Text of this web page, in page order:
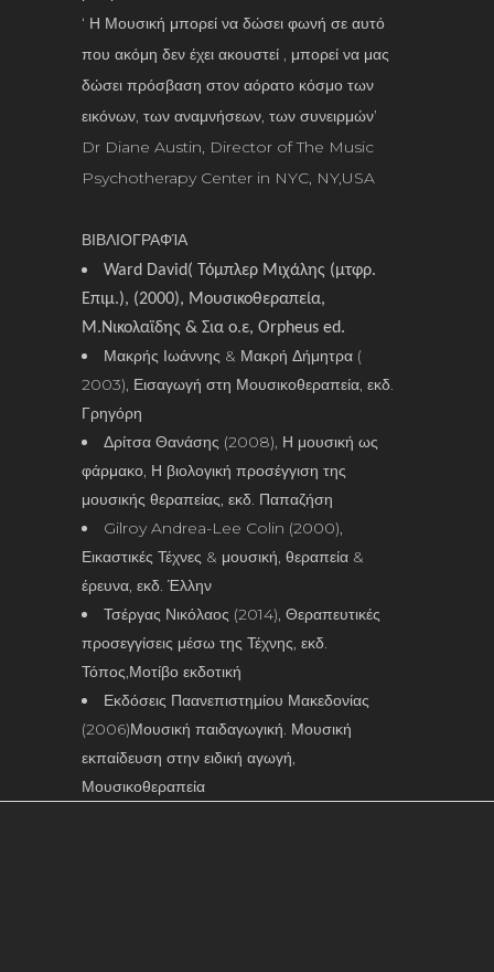
‘ Η Μουσική μπορεί να δώσει φωνή σε αυτό
που ακόμη δεν έχει ακουστεί , μπορεί να μας
δώσει πρόσβαση στον αόρατο κόσμο των
εικόνων, των αναμνήσεων, των συνειρμών’
Dr Diane Austin, Director of The Music
Psychotherapy Center in NYC, NY,USA
ΒΙΒΛΙΟΓΡΑΦΊΑ
Ward David( Τόμπλερ Μιχάλης (μτφρ.
Επιμ.), (2000), Μουσικοθεραπεία,
Μ.Νικολαϊδης & Σια ο.ε, Orpheus ed.
Μακρής Ιωάννης & Μακρή Δήμητρα (
2003), Εισαγωγή στη Μουσικοθεραπεία, εκδ.
Γρηγόρη
Δρίτσα Θανάσης (2008), Η μουσική ως
φάρμακο, Η βιολογική προσέγγιση της
μουσικής θεραπείας, εκδ. Παπαζήση
Gilroy Andrea-Lee Colin (2000),
Εικαστικές Τέχνες & μουσική, θεραπεία &
έρευνα, εκδ. Έλλην
Τσέργας Νικόλαος (2014), Θεραπευτικές
προσεγγίσεις μέσω της Τέχνης, εκδ.
Τόπος,Μοτίβο εκδοτική
Εκδόσεις Παανεπιστημίου Μακεδονίας
(2006)Μουσική παιδαγωγική. Μουσική
εκπαίδευση στην ειδική αγωγή,
Μουσικοθεραπεία